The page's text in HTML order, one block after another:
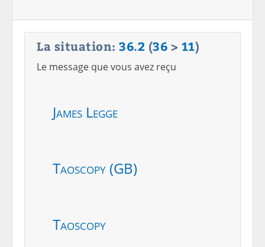
La situation: 36.2 (36 > 11)
Le message que vous avez reçu
James Legge
Taoscopy (GB)
Taoscopy